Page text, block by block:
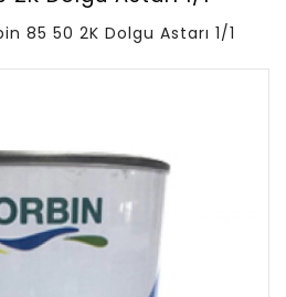
85 50 2K Dolgu Astarı 1/1